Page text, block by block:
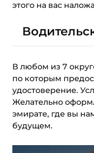
этого на вас
В любом из 7
по которым
удостоверение.
Желательно
эмирате, где вы
будущем.